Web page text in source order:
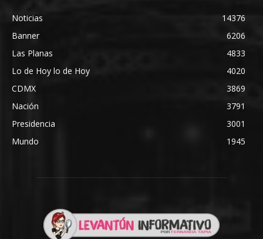
Noticias
14376
Banner
6206
Las Planas
4833
Lo de Hoy lo de Hoy
4020
CDMX
3869
Nación
3791
Presidencia
3001
Mundo
1945